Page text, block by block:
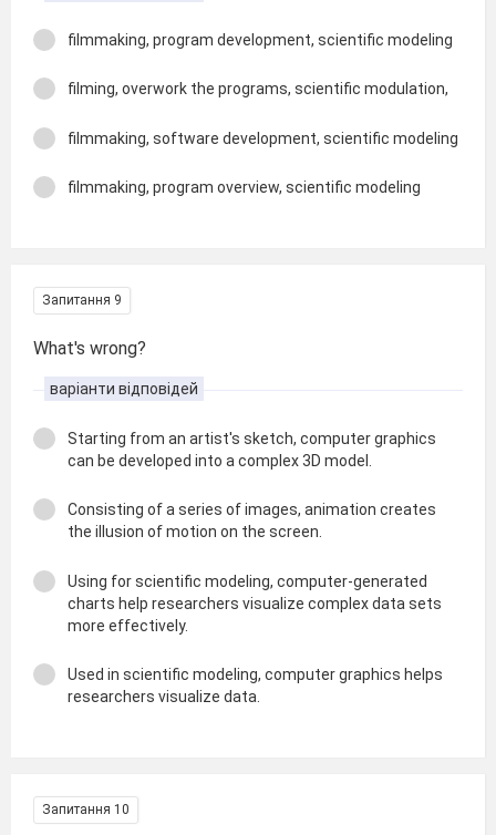
filmmaking, program development, scientific modeling
filming, overwork the programs, scientific modulation,
filmmaking, software development, scientific modeling
filmmaking, program overview, scientific modeling
Запитання 9
What's wrong?
варіанти відповідей
Starting from an artist's sketch, computer graphics
can be developed into a complex 3D model.
Consisting of a series of images, animation creates
the illusion of motion on the screen.
Using for scientific modeling, computer-generated
charts help researchers visualize complex data sets
more effectively.
Used in scientific modeling, computer graphics helps
researchers visualize data.
Запитання 10